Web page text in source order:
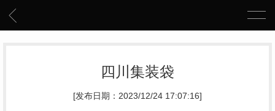
四川集装袋
[发布日期：2023/12/24 17:07:16]